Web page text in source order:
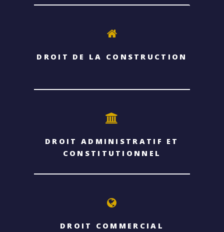
DROIT DE LA CONSTRUCTION
DROIT ADMINISTRATIF ET
CONSTITUTIONNEL
DROIT COMMERCIAL